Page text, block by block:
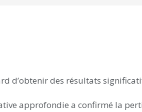
d’obtenir des résultats
approfondie a confirmé la